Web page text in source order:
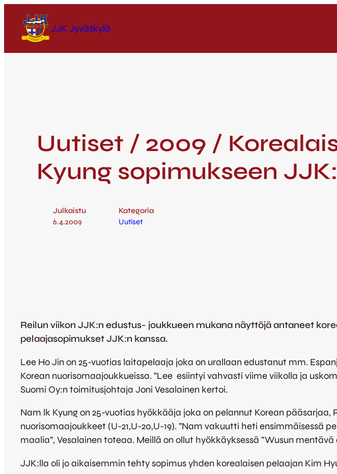
JJK Jyväskylä
Uutiset / 2009 /
Kyung sopimukseen
Julkaistu
6.4.2009
Kategoria
Uutiset
Reilun viikon JJK:n edustus- joukkueen mukana näyttöjä antaneet
pelaajasopimukset JJK:n kanssa.
Lee Ho Jin on 25-vuotias laitapelaaja joka on urallaan edustanut mm.
Korean nuorisomaajoukkueissa. ”Lee esiintyi vahvasti viime viikolla ja
Suomi Oy:n toimitusjohtaja Joni Vesalainen kertoi.
Nam lk Kyung on 25-vuotias hyökkääja joka on pelannut Korean pääsarjaa,
nuorisomaajoukkeet (U-21,U-20,U-19). ”Nam vakuutti heti ensimmäisessä
maalia”, Vesalainen toteaa. Meillä on ollut hyökkäyksessä ”Wusun
JJK:lla oli jo aikaisemmin tehty sopimus yhden korealaisen pelaajan Kim